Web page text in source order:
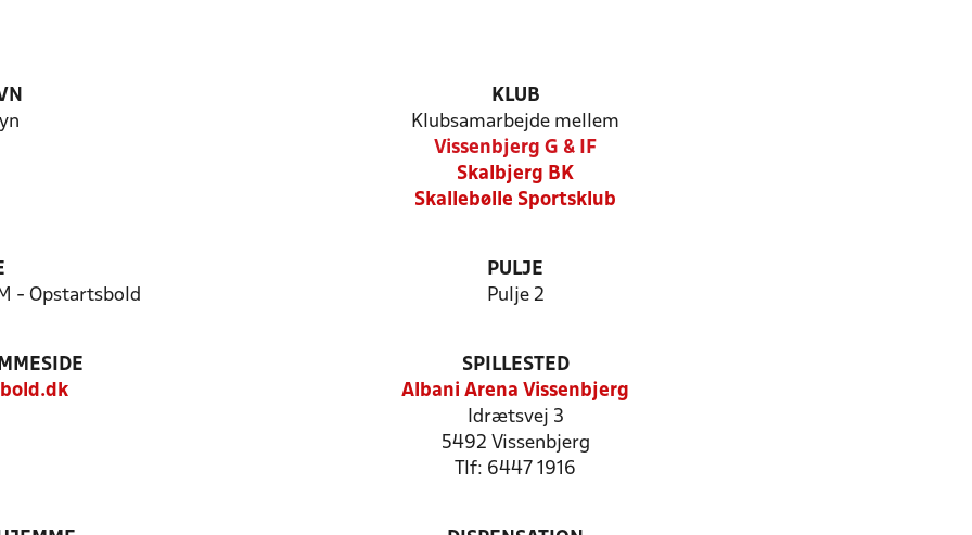
KLUB
Klubsamarbejde mellem
Vissenbjerg G & IF
Skalbjerg BK
Skallebølle Sportsklub
- Opstartsbold
PULJE
Pulje 2
SPILLESTED
Albani Arena Vissenbjerg
Idrætsvej 3
5492 Vissenbjerg
Tlf: 6447 1916